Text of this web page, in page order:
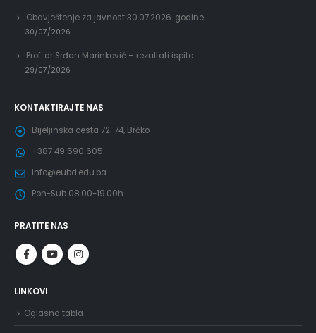
Obavještenje za javnost 30.07.2026. godine
30/07/2026
Prof. dr Srđan Marinković – rezultati ispita
29/07/2026
KONTAKTIRAJTE NAS
Bijeljinska cesta 72-74, Brčko
+387 49 590 605
info@eubd.edu.ba
Pon-Sub 08.00-19.00h
PRATITE NAS
LINKOVI
Oglasna tabla